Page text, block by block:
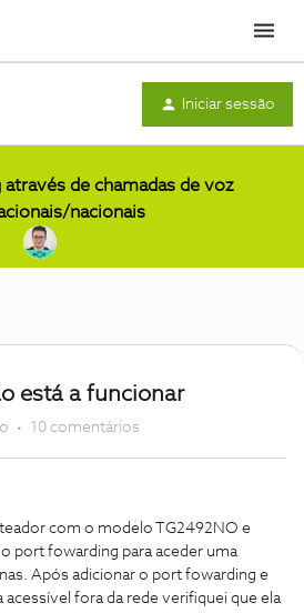
Menu
Iniciar sessão
de chamadas de voz
nacionais
está a funcionar
10 comentários
com o modelo TG2492NO e
port fowarding para aceder uma
Após adicionar o port fowarding e
acessível fora da rede verifiquei que ela